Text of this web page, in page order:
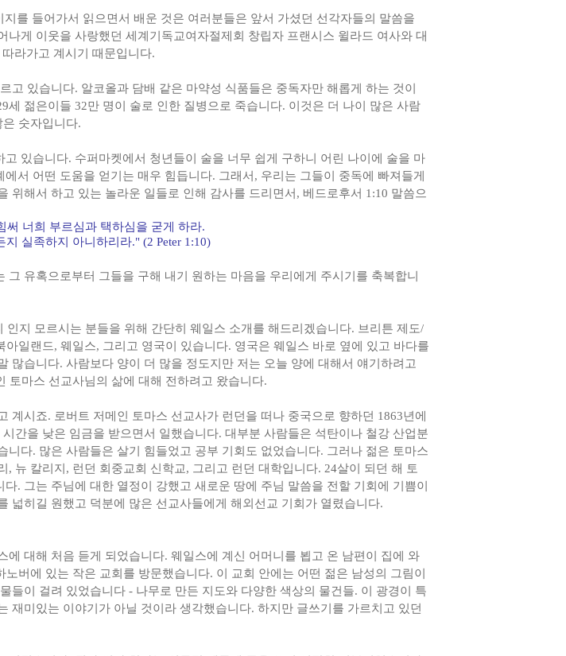
를 들어가서 읽으면서 배운 것은 여러분들은 앞서 가셨던 선각자들의 말씀을
게 이웃을 사랑했던 세계기독교여자절제회 창립자 프랜시스 윌라드 여사와 대
라가고 계시기 때문입니다.
있습니다. 알코올과 담배 같은 마약성 식품들은 중독자만 해롭게 하는 것이
젊은이들 32만 명이 술로 인한 질병으로 죽습니다. 이것은 더 나이 많은 사람
숫자입니다.
있습니다. 수퍼마켓에서 청년들이 술을 너무 쉽게 구하니 어린 나이에 술을 마
서 어떤 도움을 얻기는 매우 힘듭니다. 그래서, 우리는 그들이 중독에 빠져들게
해서 하고 있는 놀라운 일들로 인해 감사를 드리면서, 베드로후서 1:10 말씀으
써 너희 부르심과 택하심을 굳게 하라.
지 실족하지 아니하리라." (2 Peter 1:10)
유혹으로부터 그들을 구해 내기 원하는 마음을 우리에게 주시기를 축복합니
지 모르시는 분들을 위해 간단히 웨일스 소개를 해드리겠습니다. 브리튼 제도/
일랜드, 웨일스, 그리고 영국이 있습니다. 영국은 웨일스 바로 옆에 있고 바다를
많습니다. 사람보다 양이 더 많을 정도지만 저는 오늘 양에 대해서 얘기하려고
토마스 선교사님의 삶에 대해 전하려고 왔습니다.
시죠. 로버트 저메인 토마스 선교사가 런던을 떠나 중국으로 향하던 1863년에
간을 낮은 임금을 받으면서 일했습니다. 대부분 사람들은 석탄이나 철강 산업분
다. 많은 사람들은 살기 힘들었고 공부 기회도 없었습니다. 그러나 젊은 토마스
뉴 칼리지, 런던 회중교회 신학교, 그리고 런던 대학입니다. 24살이 되던 해 토
. 그는 주님에 대한 열정이 강했고 새로운 땅에 주님 말씀을 전할 기회에 기쁨이
넓히길 원했고 덕분에 많은 선교사들에게 해외선교 기회가 열렸습니다.
대해 처음 듣게 되었습니다. 웨일스에 계신 어머니를 뵙고 온 남편이 집에 와
버에 있는 작은 교회를 방문했습니다. 이 교회 안에는 어떤 젊은 남성의 그림이
들이 걸려 있었습니다 - 나무로 만든 지도와 다양한 색상의 물건들. 이 광경이 특
재미있는 이야기가 아닐 것이라 생각했습니다. 하지만 글쓰기를 가르치고 있던